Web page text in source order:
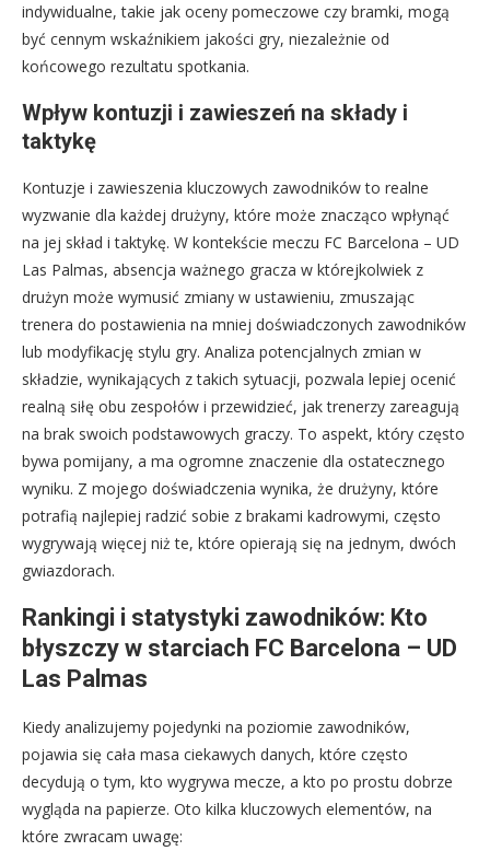
indywidualne, takie jak oceny pomeczowe czy bramki, mogą
być cennym wskaźnikiem jakości gry, niezależnie od
końcowego rezultatu spotkania.
Wpływ kontuzji i zawieszeń na składy i
taktykę
Kontuzje i zawieszenia kluczowych zawodników to realne
wyzwanie dla każdej drużyny, które może znacząco wpłynąć
na jej skład i taktykę. W kontekście meczu FC Barcelona – UD
Las Palmas, absencja ważnego gracza w którejkolwiek z
drużyn może wymusić zmiany w ustawieniu, zmuszając
trenera do postawienia na mniej doświadczonych zawodników
lub modyfikację stylu gry. Analiza potencjalnych zmian w
składzie, wynikających z takich sytuacji, pozwala lepiej ocenić
realną siłę obu zespołów i przewidzieć, jak trenerzy zareagują
na brak swoich podstawowych graczy. To aspekt, który często
bywa pomijany, a ma ogromne znaczenie dla ostatecznego
wyniku. Z mojego doświadczenia wynika, że drużyny, które
potrafią najlepiej radzić sobie z brakami kadrowymi, często
wygrywają więcej niż te, które opierają się na jednym, dwóch
gwiazdorach.
Rankingi i statystyki zawodników: Kto
błyszczy w starciach FC Barcelona – UD
Las Palmas
Kiedy analizujemy pojedynki na poziomie zawodników,
pojawia się cała masa ciekawych danych, które często
decydują o tym, kto wygrywa mecze, a kto po prostu dobrze
wygląda na papierze. Oto kilka kluczowych elementów, na
które zwracam uwagę: